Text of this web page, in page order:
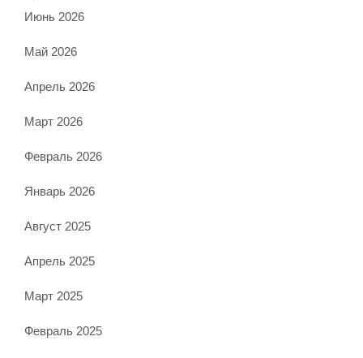
Июнь 2026
Май 2026
Апрель 2026
Март 2026
Февраль 2026
Январь 2026
Август 2025
Апрель 2025
Март 2025
Февраль 2025